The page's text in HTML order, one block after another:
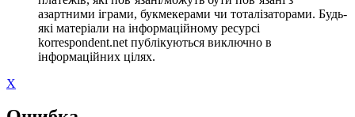
азартними іграми, букмекерами чи тоталізаторами. Будь-
які матеріали на інформаційному ресурсі
korrespondent.net публікуються виключно в
інформаційних цілях.
X